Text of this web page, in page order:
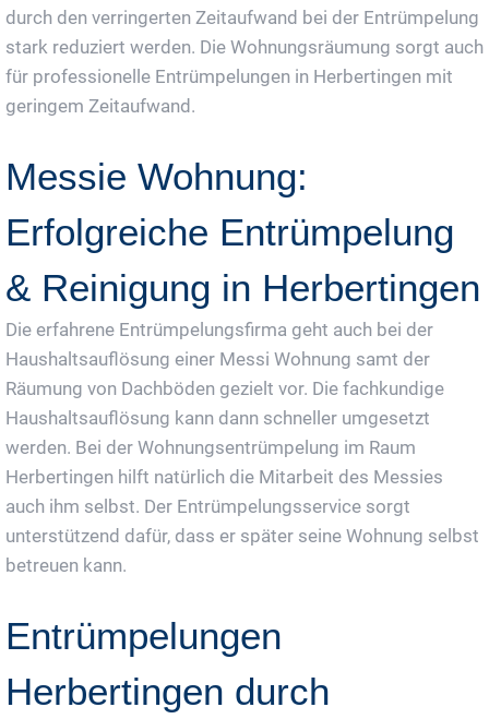
durch den verringerten Zeitaufwand bei der Entrümpelung
stark reduziert werden. Die Wohnungsräumung sorgt auch
für professionelle Entrümpelungen in Herbertingen mit
geringem Zeitaufwand.
Messie Wohnung:
Erfolgreiche Entrümpelung
& Reinigung in Herbertingen
Die erfahrene Entrümpelungsfirma geht auch bei der
Haushaltsauflösung einer Messi Wohnung samt der
Räumung von Dachböden gezielt vor. Die fachkundige
Haushaltsauflösung kann dann schneller umgesetzt
werden. Bei der Wohnungsentrümpelung im Raum
Herbertingen hilft natürlich die Mitarbeit des Messies
auch ihm selbst. Der Entrümpelungsservice sorgt
unterstützend dafür, dass er später seine Wohnung selbst
betreuen kann.
Entrümpelungen
Herbertingen durch